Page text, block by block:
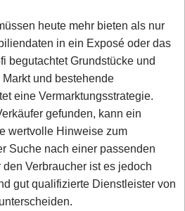
heute mehr bieten als nur
in ein Exposé oder das
begutachtet Grundstücke und
und bestehende
eine Vermarktungsstrategie.
gefunden, kann ein
wertvolle Hinweise zum
Suche nach einer passenden
Verbraucher ist es jedoch
gut qualifizierte Dienstleister von